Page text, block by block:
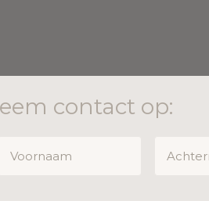
contact op: